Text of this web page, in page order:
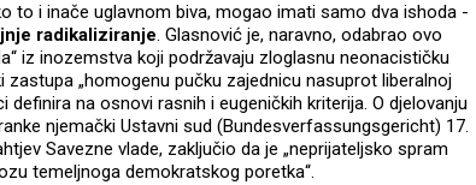
to i inače uglavnom biva, mogao imati samo dva ishoda -
radikaliziranje. Glasnović je, naravno, odabrao ovo
iz inozemstva koji podržavaju zloglasnu neonacističku
zastupa „homogenu pučku zajednicu nasuprot liberalnoj
definira na osnovi rasnih i eugeničkih kriterija. O djelovanju
njemački Ustavni sud (Bundesverfassungsgericht) 17.
Savezne vlade, zaključio da je „neprijateljsko spram
temeljnoga demokratskog poretka“.